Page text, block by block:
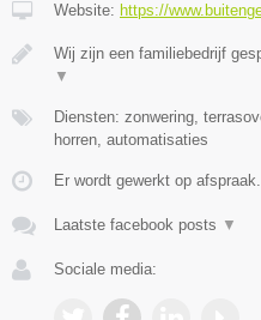
Website: https://
Wij zijn een familiebedrijf
▼
Diensten: zonwering,
horren, automatisaties
Er wordt gewerkt op afspraak.
Laatste facebook posts ▼
Sociale media: